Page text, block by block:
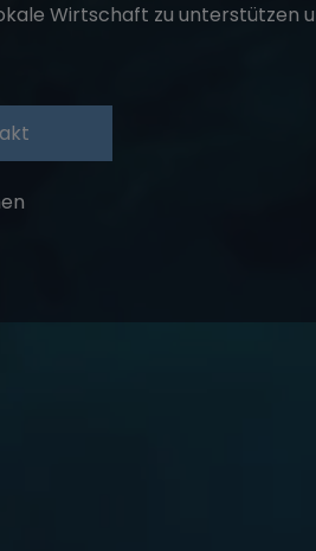
Wirtschaft zu unterstützen